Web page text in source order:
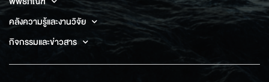
คลังความรู้และงานวิจัย
กิจกรรมและข่าวสาร